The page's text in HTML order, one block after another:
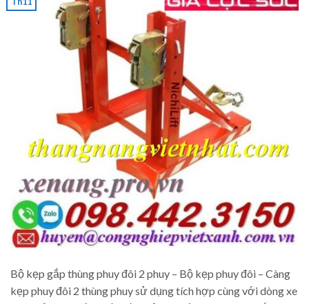
Bộ kẹp gắp thùng phuy đôi 2 phuy – Bộ kẹp phuy đôi – Càng
kẹp phuy đôi 2 thùng phuy sử dụng tích hợp cùng với dòng xe